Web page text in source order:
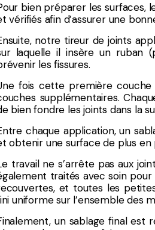
bien préparer les surfaces,
vérifiés afin d’assurer une
notre tireur de joints
laquelle il insère un ruban
les fissures.
fois cette première
supplémentaires.
bien fondre les joints dans la
chaque application, un
obtenir une surface de plus en
travail ne s’arrête pas aux
traités avec soin pour
et toutes les
uniforme sur l’ensemble des
un sablage final est